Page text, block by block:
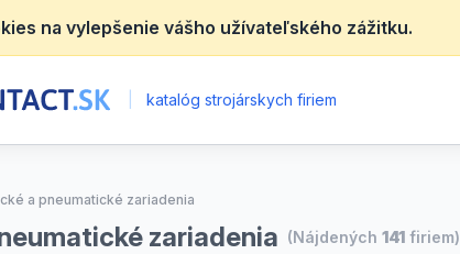
na vylepšenie vášho užívateľského zážitku.
katalóg strojárskych firiem
a pneumatické zariadenia
zariadenia (Nájdených 141 firiem)